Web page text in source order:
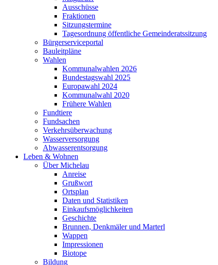
Ausschüsse
Fraktionen
Sitzungstermine
Tagesordnung öffentliche Gemeinderatssitzung
Bürgerserviceportal
Bauleitpläne
Wahlen
Kommunalwahlen 2026
Bundestagswahl 2025
Europawahl 2024
Kommunalwahl 2020
Frühere Wahlen
Fundtiere
Fundsachen
Verkehrsüberwachung
Wasserversorgung
Abwasserentsorgung
Leben & Wohnen
Über Michelau
Anreise
Grußwort
Ortsplan
Daten und Statistiken
Einkaufsmöglichkeiten
Geschichte
Brunnen, Denkmäler und Marterl
Wappen
Impressionen
Biotope
Bildung